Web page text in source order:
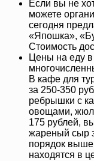
Если вы не
можете
сегодня
«Япошка»,
Стоимость
Цены на еду
В кафе для
за 250-350
ребрышки с
овощами,
175 рублей,
жареный сыр
порядок
находятся в